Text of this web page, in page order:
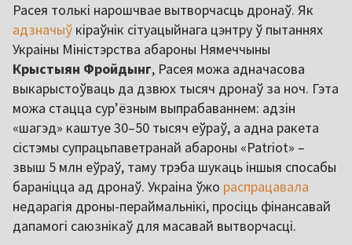
Расея толькі нарошчвае вытворчасць дронаў. Як
адзначыў кіраўнік сітуацыйнага цэнтру ў пытаннях
Украіны Міністэрства абароны Нямеччыны
Крыстыян Фройдынг, Расея можа адначасова
выкарыстоўваць да дзвюх тысяч дронаў за ноч. Гэта
можа стацца сур’ёзным выпрабаваннем: адзін
«шагэд» каштуе 30–50 тысяч еўраў, а адна ракета
сістэмы супрацьпаветранай абароны «Patriot» –
звыш 5 млн еўраў, таму трэба шукаць іншыя спосабы
бараніцца ад дронаў. Украіна ўжо распрацавала
недарагія дроны-пераймальнікі, просіць фінансавай
дапамогі саюзнікаў для масавай вытворчасці.